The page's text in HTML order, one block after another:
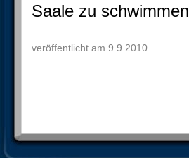
Saale zu schwimmen
veröffentlicht am 9.9.2010